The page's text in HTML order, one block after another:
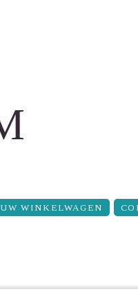
UW WINKELWAGEN